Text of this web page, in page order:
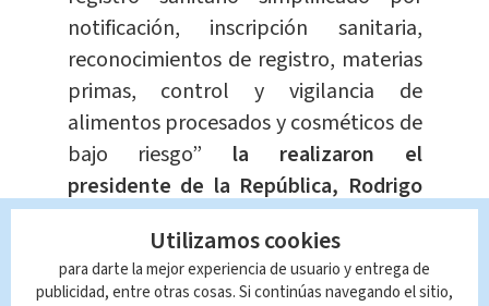
notificación, inscripción sanitaria,
reconocimientos de registro, materias
primas, control y vigilancia de
alimentos procesados y cosméticos de
bajo riesgo” la realizaron el
presidente de la República, Rodrigo
Chaves Robles y la ministra de Salud,
Joselyn Chacón Madrigal.
Utilizamos cookies
para darte la mejor experiencia de usuario y entrega de
publicidad, entre otras cosas. Si continúas navegando el sitio,